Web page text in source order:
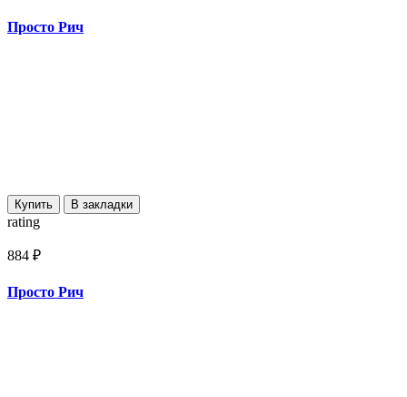
Просто Рич
Купить В закладки
rating
884 ₽
Просто Рич